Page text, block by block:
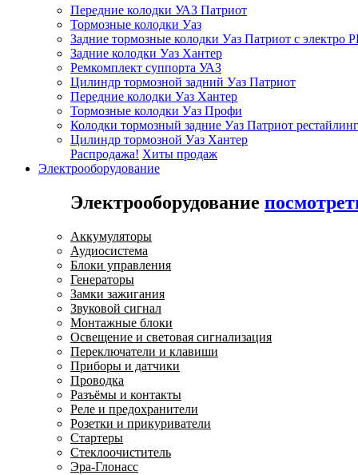
Передние колодки УАЗ Патриот
Тормозные колодки Уаз
Задние тормозные колодки Уаз Патриот с электро
Задние колодки Уаз Хантер
Ремкомплект суппорта УАЗ
Цилиндр тормозной задний Уаз Патриот
Передние колодки Уаз Хантер
Тормозные колодки Уаз Профи
Колодки тормозный задние Уаз Патриот
Цилиндр тормозной Уаз Хантер
Распродажа! Хиты продаж
Электрооборудование
Электрооборудование
Аккумуляторы
Аудиосистема
Блоки управления
Генераторы
Замки зажигания
Звуковой сигнал
Монтажные блоки
Освещение и световая сигнализация
Переключатели и клавиши
Приборы и датчики
Проводка
Разъёмы и контакты
Реле и предохранители
Розетки и прикуриватели
Стартеры
Стеклоочиститель
Эра-Глонасс